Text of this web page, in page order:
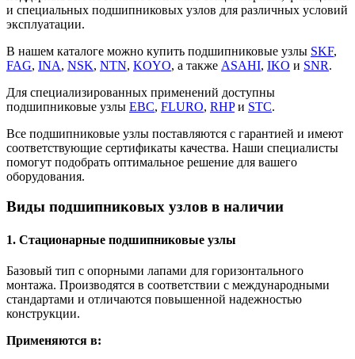
и специальных подшипниковых узлов для различных условий
эксплуатации.
В нашем каталоге можно купить подшипниковые узлы SKF,
FAG, INA, NSK, NTN, KOYO, а также ASAHI, IKO и SNR.
Для специализированных применений доступны
подшипниковые узлы EBC, FLURO, RHPи STC.
Все подшипниковые узлы поставляются с гарантией и имеют
соответствующие сертификаты качества. Наши специалисты
помогут подобрать оптимальное решение для вашего
оборудования.
Виды подшипниковых узлов в наличии
1. Стационарные подшипниковые узлы
Базовый тип с опорными лапами для горизонтального
монтажа. Производятся в соответствии с международными
стандартами и отличаются повышенной надежностью
конструкции.
Применяются в: